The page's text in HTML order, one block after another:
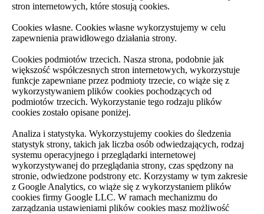
stron internetowych, które stosują cookies.
Cookies własne. Cookies własne wykorzystujemy w celu
zapewnienia prawidłowego działania strony.
Cookies podmiotów trzecich. Nasza strona, podobnie jak
większość współczesnych stron internetowych, wykorzystuje
funkcje zapewniane przez podmioty trzecie, co wiąże się z
wykorzystywaniem plików cookies pochodzących od
podmiotów trzecich. Wykorzystanie tego rodzaju plików
cookies zostało opisane poniżej.
Analiza i statystyka. Wykorzystujemy cookies do śledzenia
statystyk strony, takich jak liczba osób odwiedzających, rodzaj
systemu operacyjnego i przeglądarki internetowej
wykorzystywanej do przeglądania strony, czas spędzony na
stronie, odwiedzone podstrony etc. Korzystamy w tym zakresie
z Google Analytics, co wiąże się z wykorzystaniem plików
cookies firmy Google LLC. W ramach mechanizmu do
zarządzania ustawieniami plików cookies masz możliwość